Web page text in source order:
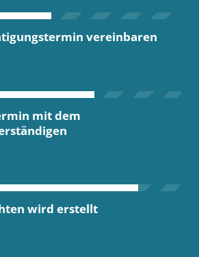
vereinbaren
mit dem
wird erstellt